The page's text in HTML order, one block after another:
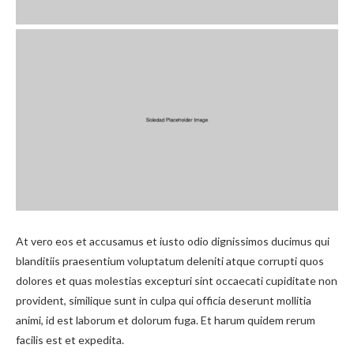
At vero eos et accusamus et iusto odio dignissimos ducimus qui
blanditiis praesentium voluptatum deleniti atque corrupti quos
dolores et quas molestias excepturi sint occaecati cupiditate non
provident, similique sunt in culpa qui officia deserunt mollitia
animi, id est laborum et dolorum fuga. Et harum quidem rerum
facilis est et expedita.